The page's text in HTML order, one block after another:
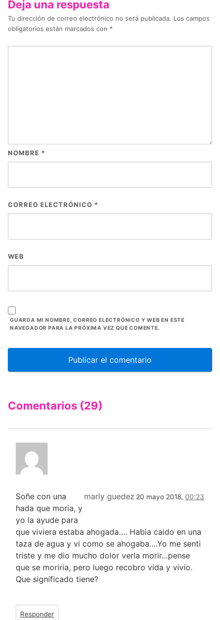
Deja una respuesta
Tu dirección de correo electrónico no será publicada. Los campos
obligatorios están marcados con *
NOMBRE *
CORREO ELECTRÓNICO *
WEB
GUARDA MI NOMBRE, CORREO ELECTRÓNICO Y WEB EN ESTE
NAVEGADOR PARA LA PRÓXIMA VEZ QUE COMENTE.
Comentarios (29)
marly guedez 20 mayo 2018, 00:23
Soñe con una
hada que moria, y
yo la ayude para
que viviera estaba ahogada…. Habia caido en una
taza de agua y vi como se ahogaba….Yo me senti
triste y me dio mucho dolor verla morir…pense
que se moriria, pero luego recobro vida y vivio.
Que significado tiene?
Responder